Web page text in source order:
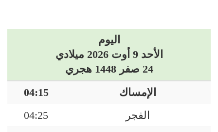
اليوم
الأحد 9 أوت 2026 ميلادي
24 صفر 1448 هجري
الإمساك
04:15
الفجر
04:25